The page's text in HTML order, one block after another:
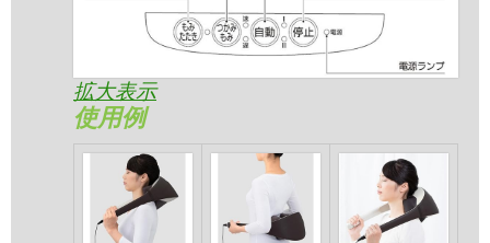
拡大表示
使用例